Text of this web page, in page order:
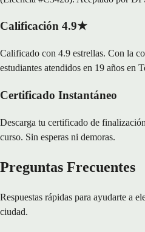
Calificación 4.9★
Calificado con 4.9 estrellas. Con la
estudiantes atendidos en 19 años en
Certificado Instantáneo
Descarga tu certificado de
curso. Sin esperas ni demoras.
Preguntas Frecuentes
Respuestas rápidas para ayudarte a
ciudad.